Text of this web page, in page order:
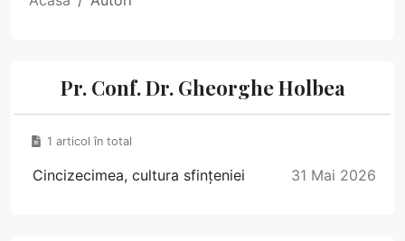
Pr. Conf. Dr. Gheorghe Holbea
1 articol în total
Cincizecimea, cultura sfințeniei 31 Mai 2026